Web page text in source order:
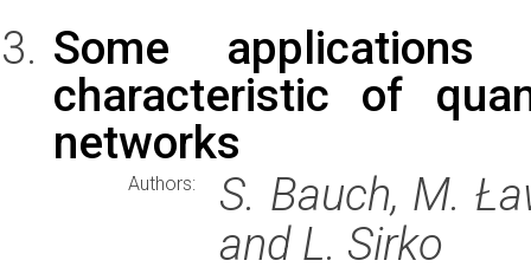
Some
characteristic of
networks
Authors:
S. Bauch, M.
and L. Sirko